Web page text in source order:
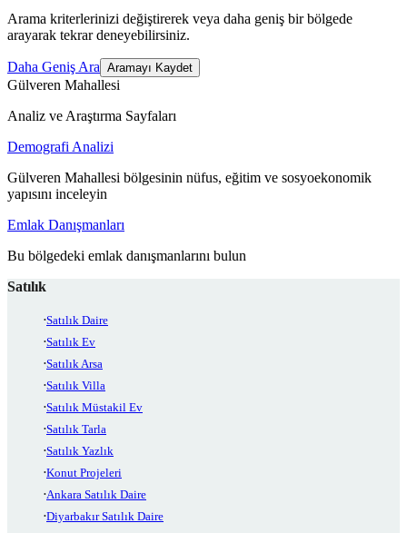
Arama kriterlerinizi değiştirerek veya daha geniş bir bölgede
arayarak tekrar deneyebilirsiniz.
Daha Geniş Ara Aramayı Kaydet
Gülveren Mahallesi
Analiz ve Araştırma Sayfaları
Demografi Analizi
Gülveren Mahallesi bölgesinin nüfus, eğitim ve sosyoekonomik
yapısını inceleyin
Emlak Danışmanları
Bu bölgedeki emlak danışmanlarını bulun
Satılık
Satılık Daire
Satılık Ev
Satılık Arsa
Satılık Villa
Satılık Müstakil Ev
Satılık Tarla
Satılık Yazlık
Konut Projeleri
Ankara Satılık Daire
Diyarbakır Satılık Daire